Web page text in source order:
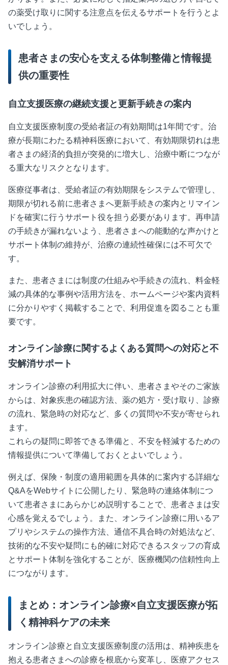
の薬受け取りに関する注意点を伝えるサポートを行うとよ
いでしょう。
患者さまの安心を支える体制整備と情報提
供の重要性
自立支援医療の継続支援と更新手続きの案内
自立支援医療制度の受給者証の有効期間は1年間です。治
療が長期にわたる精神科医療において、有効期限切れは患
者さまの経済的負担が突発的に増大し、治療中断につなが
る重大なリスクとなります。
医療従事者は、受給者証の有効期限をシステムで管理し、
期限が切れる前に患者さまへ更新手続きの案内とリマイン
ドを確実に行うサポート役を担う必要があります。再申請
の手続きが漏れないよう、患者さまへの能動的な声かけと
サポート体制の維持が、治療の連続性確保には不可欠で
す。
また、患者さまには制度の仕組みや手続きの流れ、料金軽
減の具体的な事例や活用方法を、ホームページや案内資料
に分かりやすく掲載することで、利用促進を図ることも重
要です。
オンライン診療に関するよくある質問への対応と不
安解消サポート
オンライン診療の利用拡大に伴い、患者さまやそのご家族
からは、対象疾患の確認方法、薬の処方・受け取り、診療
の流れ、緊急時の対応など、多くの質問や不安が寄せられ
ます。
これらの疑問に即答できる準備と、不安を軽減するための
情報提供について準備しておくとよいでしょう。
例えば、保険・制度の適用範囲を具体的に案内する詳細な
Q&AをWebサイトに公開したり、緊急時の連絡体制につ
いて患者さまにあらかじめ説明することで、患者さまは安
心感を覚えるでしょう。また、オンライン診療に用いるア
プリやシステムの操作方法、通信不具合時の対処法など、
技術的な不安や疑問にも的確に対応できるスタッフの育成
とサポート体制を強化することが、医療機関の信頼性向上
につながります。
まとめ：オンライン診療×自立支援医療が拓
く精神科ケアの未来
オンライン診療と自立支援医療制度の活用は、精神疾患を
抱える患者さまへの診療を根底から変革し、医療アクセス